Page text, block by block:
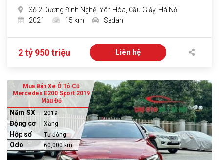
Số 2 Dương Đình Nghệ, Yên Hòa, Cầu Giấy, Hà Nội
2021
15 km Sedan
2 tỷ 950 triệu Liên hệ
Mua Bán Xe Ô Tô Cũ
Mercedes E200 Sport 2019
Màu Đỏ
Năm SX 2019
Động cơ Xăng
Hộp số Tự động
Odo 60,000 km